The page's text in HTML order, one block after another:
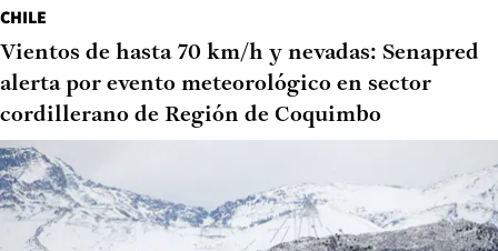
CHILE
Vientos de hasta 70 km/h y nevadas: Senapred
alerta por evento meteorológico en sector
cordillerano de Región de Coquimbo